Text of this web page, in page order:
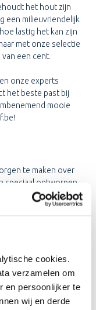
cookies.
verzamelen om
en persoonlijker te
wij en derde
het hout zijn
een milieuvriendelijk
lastig het kan zijn
met onze selectie
een cent.
en onze experts
het beste past bij
mooie
te maken over
speciaal ontworpen
op houten
De natuurlijke
alles is dat onze
dus je kunt je
over schadelijk
veilige en
boost te geven.